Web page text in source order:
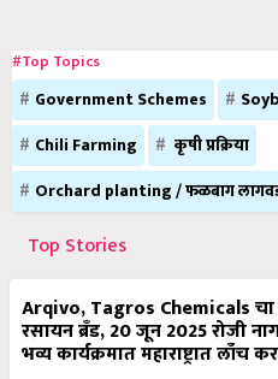
#Top Topics
Government Schemes
Chili Farming
कृषी प्रक्रिया
Orchard planting / फळबाग
Top Stories
Arqivo, Tagros Chemicals चा
रसायन ब्रँड, 20 जून 2025 रोजी
भव्य कार्यक्रमात महाराष्ट्रात लाँच